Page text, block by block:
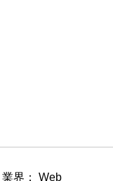
業界： Web